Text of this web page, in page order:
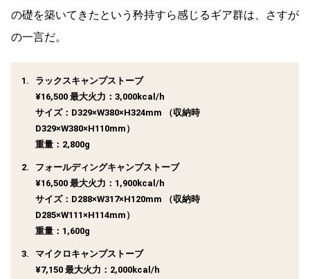
の礎を築いてきたという矜持すら感じるギア群は、さすが
の一言だ。
ラックスキャンプストーブ
¥16,500 最大火力：3,000kcal/h
サイズ：D329×W380×H324mm （収納時
D329×W380×H110mm）
重量：2,800g
フォールディングキャンプストーブ
¥16,500 最大火力：1,900kcal/h
サイズ：D288×W317×H120mm （収納時
D285×W111×H114mm）
重量：1,600g
マイクロキャンプストーブ
¥7,150 最大火力：2,000kcal/h